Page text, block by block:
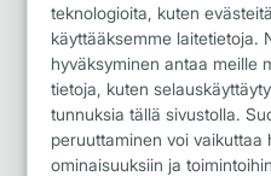
teknologioita, kuten
käyttääksemme laitetietoja.
hyväksyminen antaa meille
tietoja, kuten
tunnuksia tällä sivustolla.
peruuttaminen voi vaikuttaa
ominaisuuksiin ja
Postitoimipaikka
Puhelin